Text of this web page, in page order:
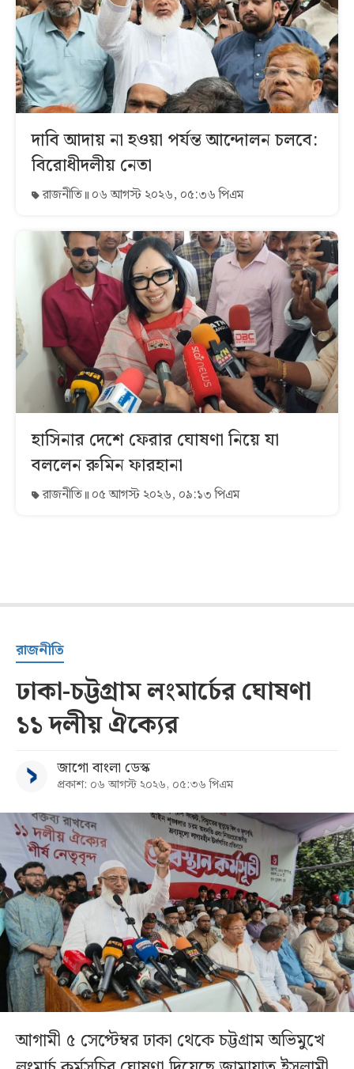
দাবি আদায় না হওয়া পর্যন্ত আন্দোলন চলবে:
বিরোধীদলীয় নেতা
রাজনীতি ০৬ আগস্ট ২০২৬, ০৫:৩৬ পিএম
হাসিনার দেশে ফেরার ঘোষণা নিয়ে যা
বললেন রুমিন ফারহানা
রাজনীতি ০৫ আগস্ট ২০২৬, ০৯:১৩ পিএম
রাজনীতি
ঢাকা-চট্টগ্রাম লংমার্চের ঘোষণা
১১ দলীয় ঐক্যের
জাগো বাংলা ডেস্ক
প্রকাশ: ০৬ আগস্ট ২০২৬, ০৫:৩৬ পিএম
আগামী ৫ সেপ্টেম্বর ঢাকা থেকে চট্টগ্রাম অভিমুখে